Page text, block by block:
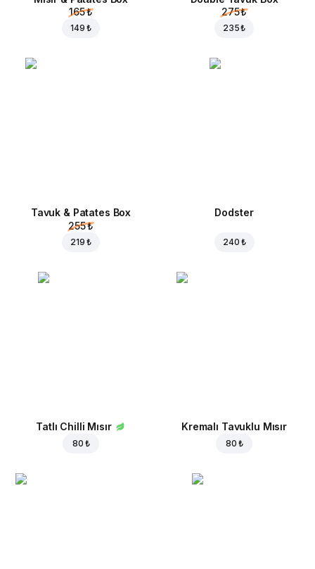
165 ₺
149 ₺
275 ₺
235 ₺
Tavuk & Patates Box
255 ₺
219 ₺
Dodster
240 ₺
Tatlı Chilli Mısır
80 ₺
Kremalı Tavuklu Mısır
80 ₺